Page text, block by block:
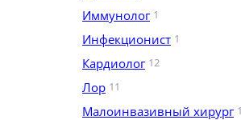
Иммунолог 1
Инфекционист 1
Кардиолог 12
Лор 11
Малоинвазивный хирург 1